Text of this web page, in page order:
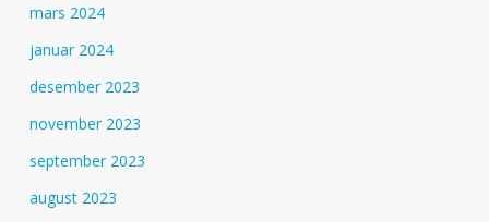
mars 2024
januar 2024
desember 2023
november 2023
september 2023
august 2023